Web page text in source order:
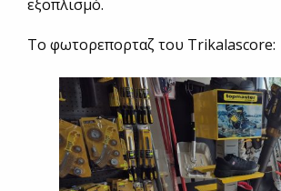
εξοπλισμό.
Το φωτορεπορταζ του Trikalascore: